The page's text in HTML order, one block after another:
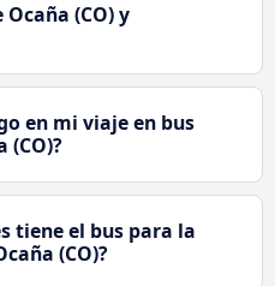
(CO) y
en mi viaje en bus
(CO)?
tiene el bus para la
(CO)?